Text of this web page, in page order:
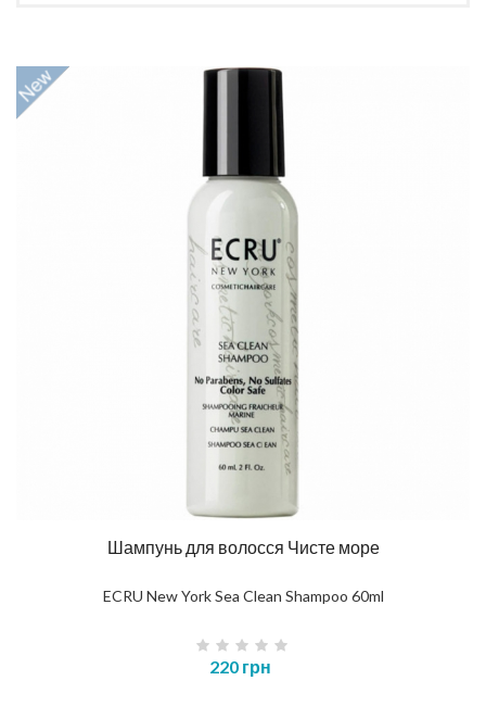
Шампунь для волосся Чисте море
ECRU New York Sea Clean Shampoo 60ml
220 грн